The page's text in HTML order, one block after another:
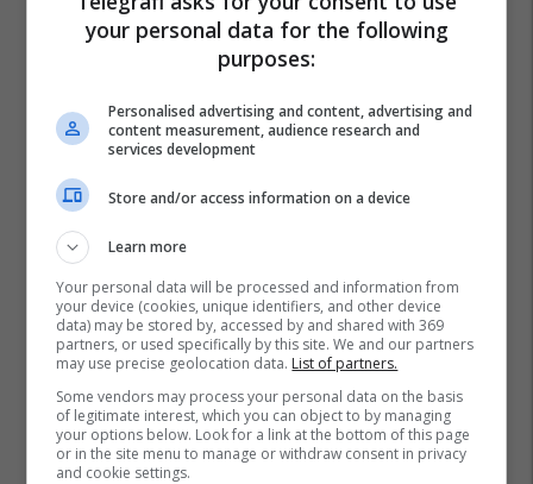
your personal data for the following
purposes:
Personalised advertising and content, advertising and
content measurement, audience research and
services development
Store and/or access information on a device
Learn more
Your personal data will be processed and information from
your device (cookies, unique identifiers, and other device
data) may be stored by, accessed by and shared with 369
partners, or used specifically by this site. We and our partners
may use precise geolocation data. List of partners.
Some vendors may process your personal data on the basis
of legitimate interest, which you can object to by managing
your options below. Look for a link at the bottom of this page
or in the site menu to manage or withdraw consent in privacy
and cookie settings.